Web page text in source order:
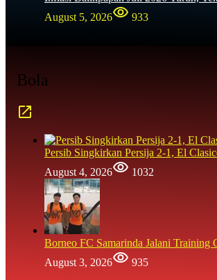
August 5, 2026
933
Bola
Persib Singkirkan Persija 2-1, El
August 4, 2026
1032
Borneo FC Samarinda Jalani Training
August 3, 2026
935